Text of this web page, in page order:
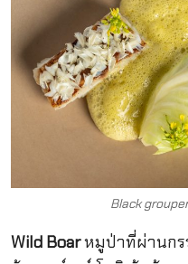
Black
Wild Boarหมูป่าที่ผ่านกร